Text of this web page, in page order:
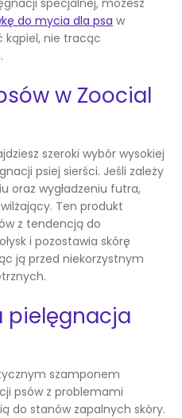
specjalnej, możesz
do mycia dla psa w
kąpiel, nie tracąc
w Zoocial
szeroki wybór wysokiej
psiej sierści. Jeśli zależy
oraz wygładzeniu futra,
Ten produkt
z tendencją do
i pozostawia skórę
ją przed niekorzystnym
pielęgnacja
szamponem
psów z problemami
do stanów zapalnych skóry.